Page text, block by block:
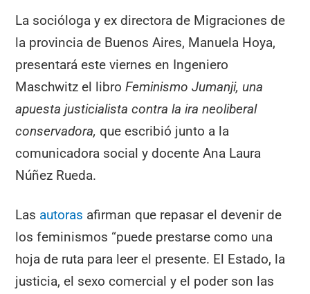
La socióloga y ex directora de Migraciones de
la provincia de Buenos Aires, Manuela Hoya,
presentará este viernes en Ingeniero
Maschwitz el libroFeminismo Jumanji, una
apuesta justicialista contra la ira neoliberal
conservadora, que escribió junto a la
comunicadora social y docente Ana Laura
Núñez Rueda.
Las autoras afirman que repasar el devenir de
los feminismos “puede prestarse como una
hoja de ruta para leer el presente. El Estado, la
justicia, el sexo comercial y el poder son las